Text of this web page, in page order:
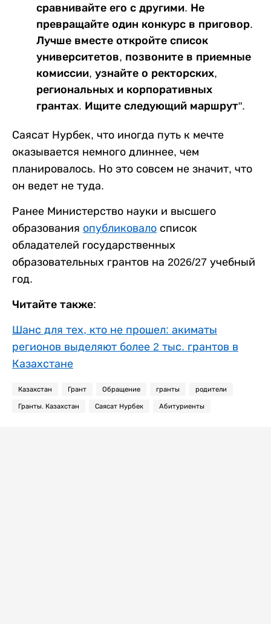
сравнивайте его с другими. Не
превращайте один конкурс в приговор.
Лучше вместе откройте список
университетов, позвоните в приемные
комиссии, узнайте о ректорских,
региональных и корпоративных
грантах. Ищите следующий маршрут".
Саясат Нурбек, что иногда путь к мечте
оказывается немного длиннее, чем
планировалось. Но это совсем не значит, что
он ведет не туда.
Ранее Министерство науки и высшего
образования опубликовало список
обладателей государственных
образовательных грантов на 2026/27 учебный
год.
Читайте также:
Шанс для тех, кто не прошел: акиматы
регионов выделяют более 2 тыс. грантов в
Казахстане
Казахстан Грант Обращение гранты родители
Гранты. Казахстан Саясат Нурбек Абитуриенты